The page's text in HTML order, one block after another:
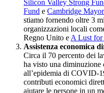
Silicon Valley Strong
Fund e Cambridge
stiamo fornendo oltre 3
organizzazioni locali
Regno Unito e A Lust
Assistenza economica
Circa il 70 percento dei
ha visto una
all’epidemia di COVID-
contributi economici
aiutare le persone in un